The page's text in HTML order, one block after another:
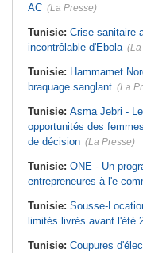
AC (La Presse)
Tunisie: Crise sanitaire
incontrôlable d'Ebola (La
Tunisie: Hammamet
braquage sanglant (La
Tunisie: Asma Jebri -
opportunités des
de décision (La Presse)
Tunisie: ONE - Un
entrepreneures à l'e-
Tunisie: Sousse-
limités livrés avant l'été
Tunisie: Coupures